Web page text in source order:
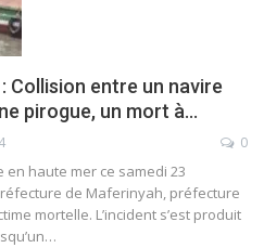
Collision entre un navire
pirogue, un mort à…
0
haute mer ce samedi 23
de Maferinyah, préfecture
mortelle. L’incident s’est produit